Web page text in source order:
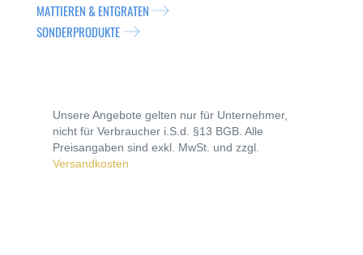
MATTIEREN & ENTGRATEN
SONDERPRODUKTE
Unsere Angebote gelten nur für Unternehmer,
nicht für Verbraucher i.S.d. §13 BGB. Alle
Preisangaben sind exkl. MwSt. und zzgl.
Versandkosten